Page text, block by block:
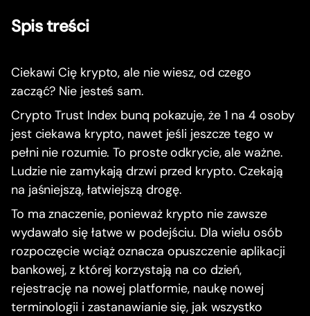
Spis treści
Ciekawi Cię krypto, ale nie wiesz, od czego
zacząć? Nie jesteś sam.
Crypto Trust Index bunq pokazuje, że 1 na 4 osoby
jest ciekawa krypto, nawet jeśli jeszcze tego w
pełni nie rozumie. To proste odkrycie, ale ważne.
Ludzie nie zamykają drzwi przed krypto. Czekają
na jaśniejszą, łatwiejszą drogę.
To ma znaczenie, ponieważ krypto nie zawsze
wydawało się łatwe w podejściu. Dla wielu osób
rozpoczęcie wciąż oznacza opuszczenie aplikacji
bankowej, z której korzystają na co dzień,
rejestrację na nowej platformie, naukę nowej
terminologii i zastanawianie się, jak wszystko